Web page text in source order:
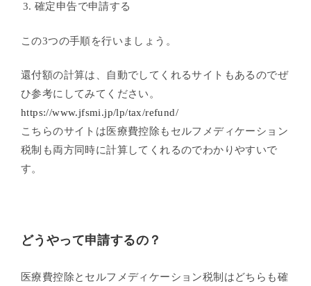
確定申告で申請する
この3つの手順を行いましょう。
還付額の計算は、自動でしてくれるサイトもあるのでぜ
ひ参考にしてみてください。
https://www.jfsmi.jp/lp/tax/refund/
こちらのサイトは医療費控除もセルフメディケーション
税制も両方同時に計算してくれるのでわかりやすいで
す。
どうやって申請するの？
医療費控除とセルフメディケーション税制はどちらも確